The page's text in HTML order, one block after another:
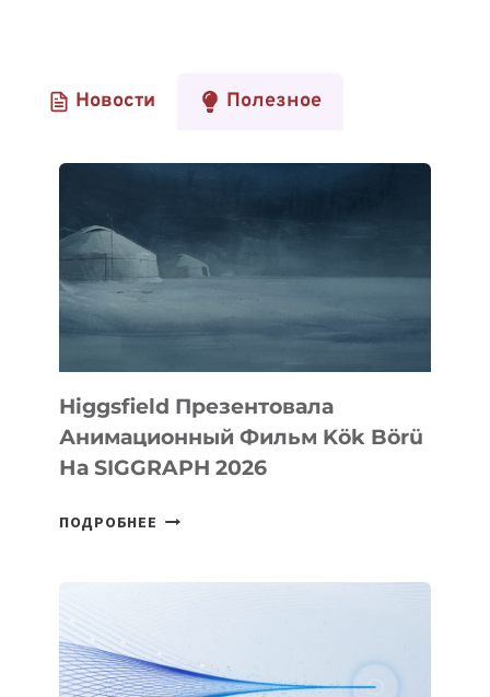
Новости Полезное
Higgsfield Презентовала
Анимационный Фильм Kök Börü
На SIGGRAPH 2026
ПОДРОБНЕЕ HIGGSFIELD
BÖRÜ
НА